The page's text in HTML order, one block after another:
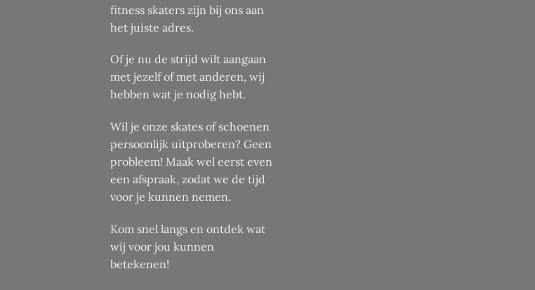
fitness skaters zijn bij ons aan
het juiste adres.
Of je nu de strijd wilt aangaan
met jezelf of met anderen, wij
hebben wat je nodig hebt.
Wil je onze skates of schoenen
persoonlijk uitproberen? Geen
probleem! Maak wel eerst even
een afspraak, zodat we de tijd
voor je kunnen nemen.
Kom snel langs en ontdek wat
wij voor jou kunnen
betekenen!